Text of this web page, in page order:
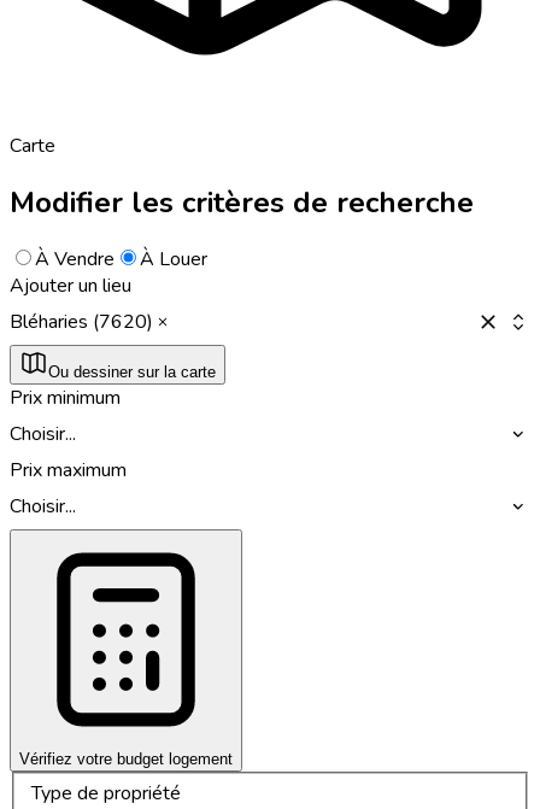
Carte
Modifier les critères de recherche
À Vendre
À Louer
Ajouter un lieu
Bléharies (7620)
Ou dessiner sur la carte
Prix minimum
Choisir...
Prix maximum
Choisir...
Vérifiez votre budget logement
Type de propriété